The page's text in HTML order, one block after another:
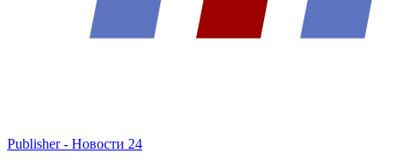
Publisher - Новости 24